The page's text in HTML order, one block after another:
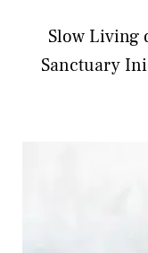
Slow Living
Sanctuary